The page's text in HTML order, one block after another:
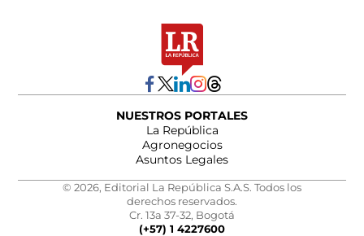
NUESTROS PORTALES
La República
Agronegocios
Asuntos Legales
© 2026, Editorial La República S.A.S. Todos los
derechos reservados.
Cr. 13a 37-32, Bogotá
(+57) 1 4227600